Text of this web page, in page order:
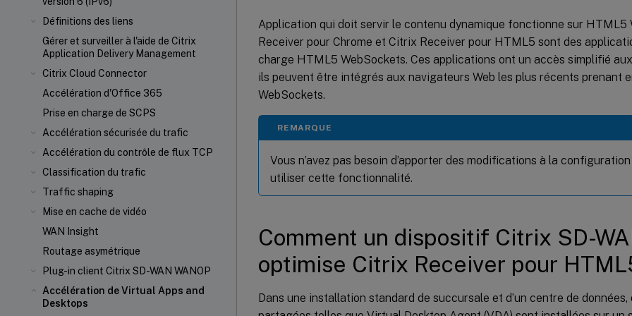
Définitions des liens
Gérer et surveiller à l'aide de Citrix
Application Delivery Management
Citrix Cloud Connector
Accélération d'Office 365
Prise en charge de SCPS
Accélération sécurisée du trafic
Accélération du contrôle de flux TCP
Classification du trafic
Traffic shaping
Mise en cache de vidéo
WAN Insight
Routage asymétrique
Plug-in client Citrix SD-WAN WANOP
Accélération de Virtual Apps and
Desktops
Application qui doit servir le contenu dynamique fonctionne sur HTML5
Receiver pour Chrome et Citrix Receiver pour HTML5 sont des
charge HTML5 WebSockets. Ces applications ont un accès simplifié
ils peuvent être intégrés aux navigateurs Web les plus récents prenant
WebSockets.
REMARQUE
Vous n’avez pas besoin d’apporter des modifications à la configuration
utiliser cette fonctionnalité.
Comment un dispositif Citrix SD-
optimise Citrix Receiver pour
Dans une installation standard de succursale et d’un centre de données,